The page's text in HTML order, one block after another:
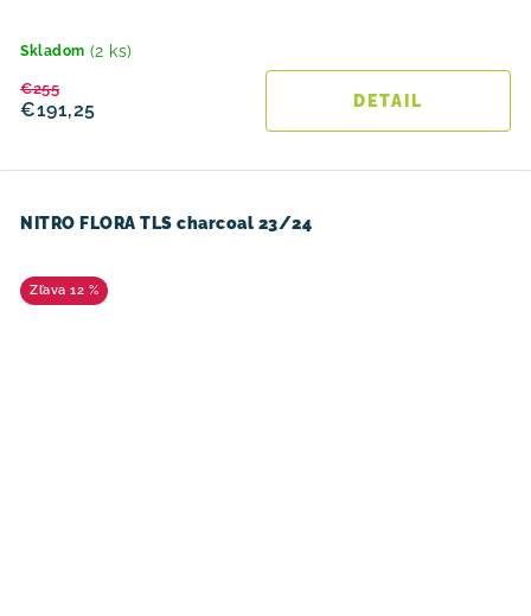
Skladom (2 ks)
€191,25
€255
DETAIL
NITRO FLORA TLS charcoal 23/24
12 %